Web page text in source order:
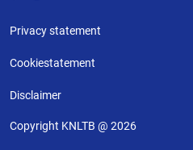
Privacy statement
Cookiestatement
Disclaimer
Copyright KNLTB @ 2026